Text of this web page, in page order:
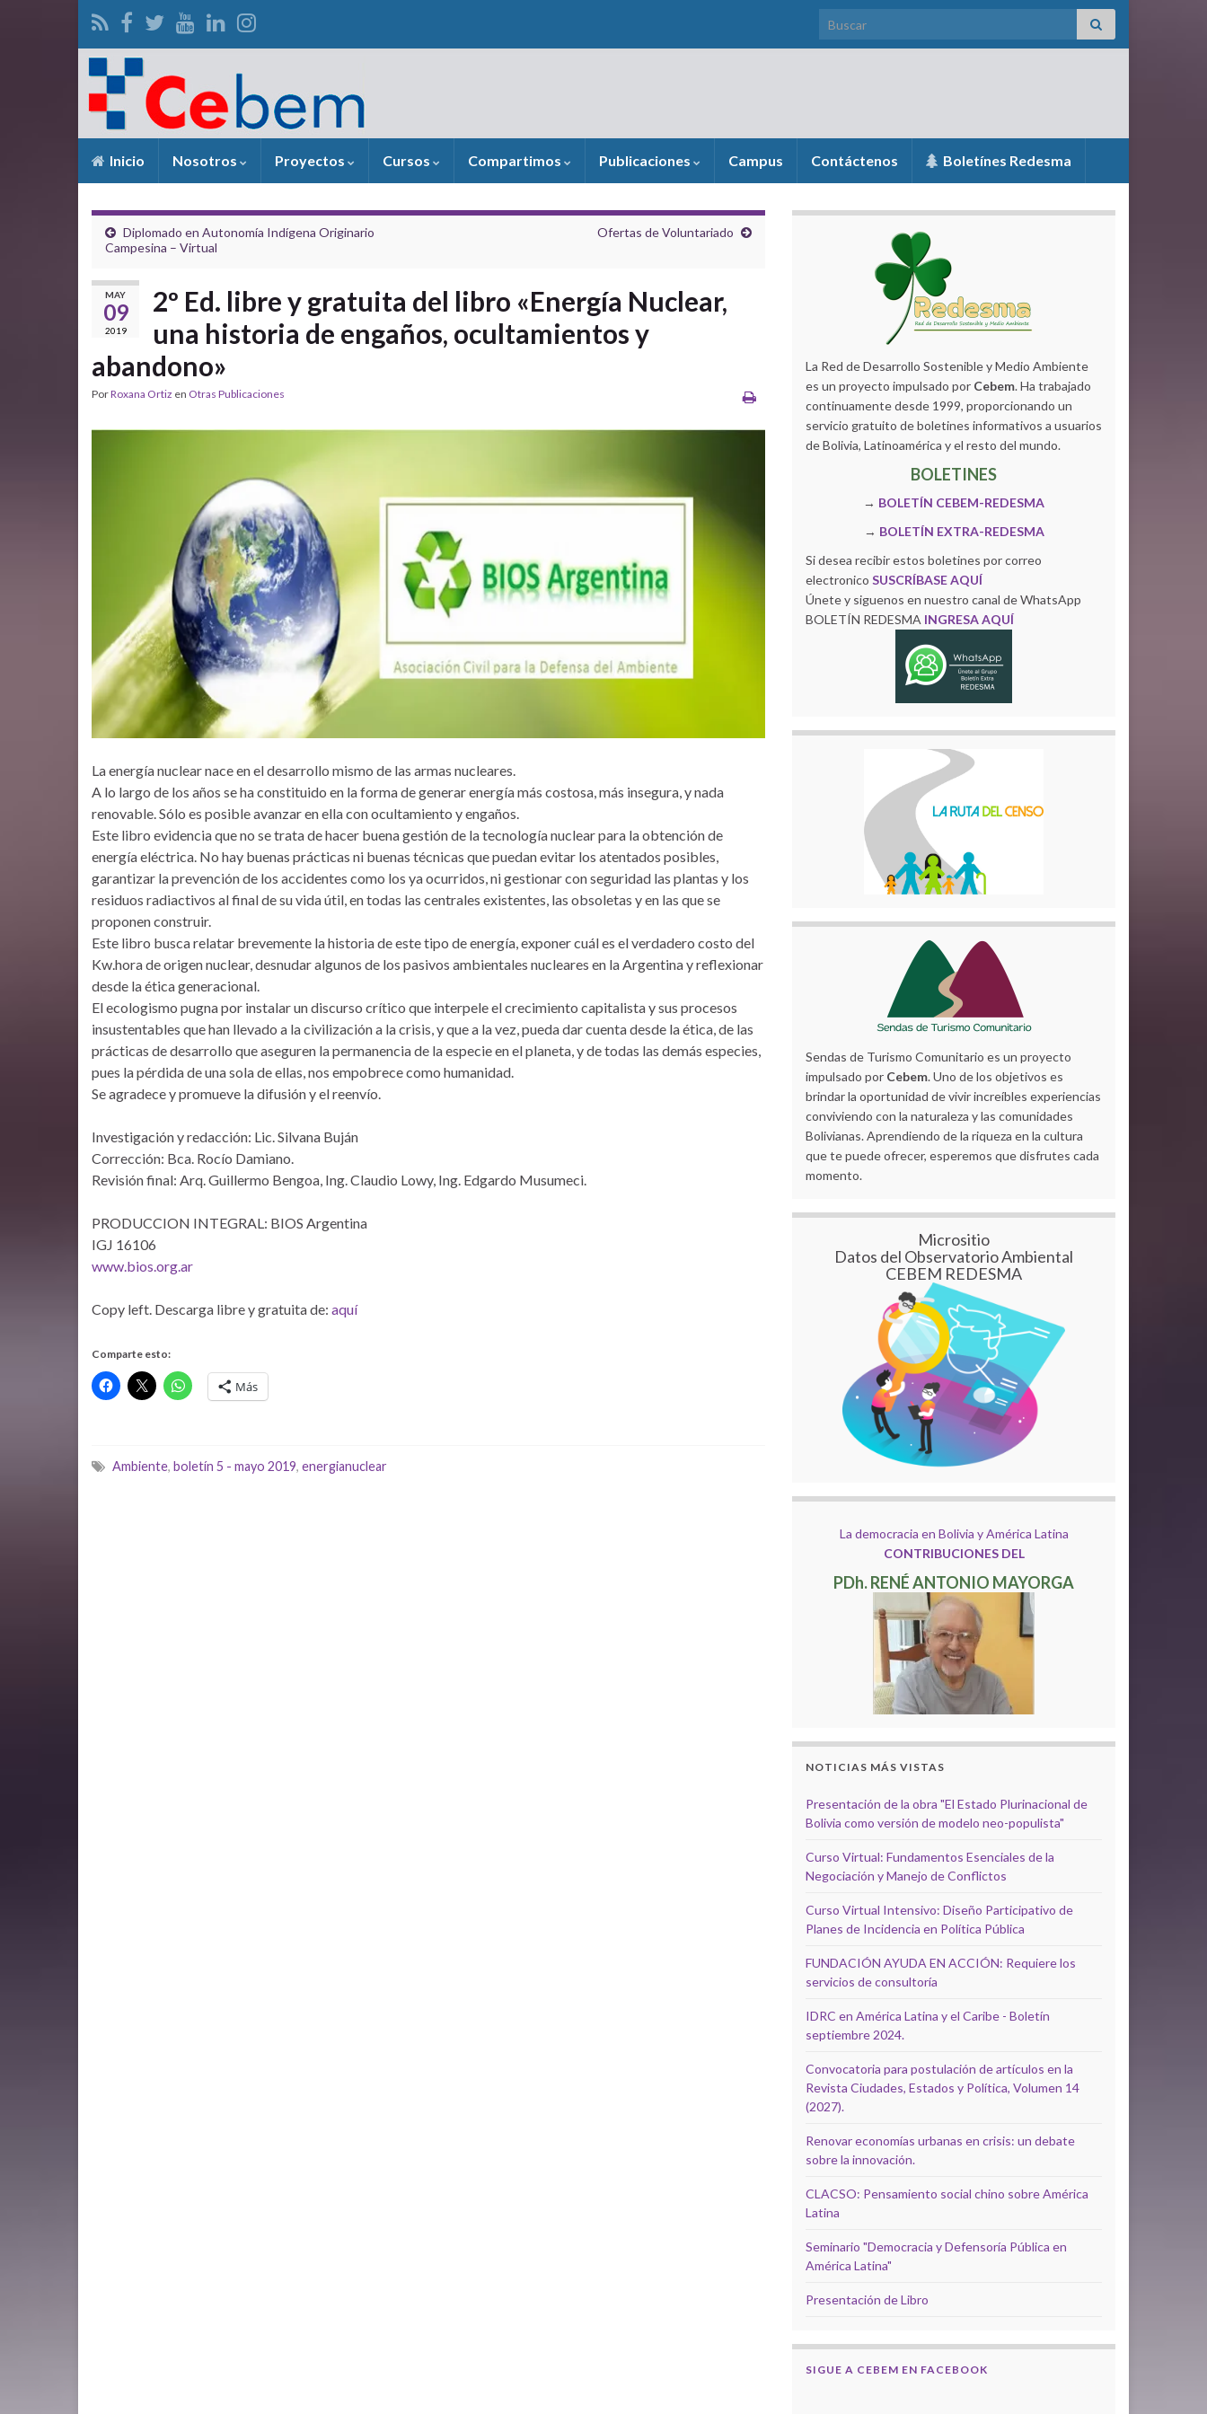
Search for:
Inicio Nosotros Proyectos Cursos Compartimos Publicaciones Campus Contáctenos Boletínes Redesma
Diplomado en Autonomía Indígena Originario
Campesina – Virtual
Ofertas de Voluntariado
MAY
09
2019
2º Ed. libre y gratuita del libro «Energía Nuclear,
una historia de engaños, ocultamientos y
abandono»
PorRoxana Ortiz en Otras Publicaciones
La energía nuclear nace en el desarrollo mismo de las armas nucleares.
A lo largo de los años se ha constituido en la forma de generar energía más costosa, más insegura, y nada
renovable. Sólo es posible avanzar en ella con ocultamiento y engaños.
Este libro evidencia que no se trata de hacer buena gestión de la tecnología nuclear para la obtención de
energía eléctrica. No hay buenas prácticas ni buenas técnicas que puedan evitar los atentados posibles,
garantizar la prevención de los accidentes como los ya ocurridos, ni gestionar con seguridad las plantas y los
residuos radiactivos al final de su vida útil, en todas las centrales existentes, las obsoletas y en las que se
proponen construir.
Este libro busca relatar brevemente la historia de este tipo de energía, exponer cuál es el verdadero costo del
Kw.hora de origen nuclear, desnudar algunos de los pasivos ambientales nucleares en la Argentina y reflexionar
desde la ética generacional.
El ecologismo pugna por instalar un discurso crítico que interpele el crecimiento capitalista y sus procesos
insustentables que han llevado a la civilización a la crisis, y que a la vez, pueda dar cuenta desde la ética, de las
prácticas de desarrollo que aseguren la permanencia de la especie en el planeta, y de todas las demás especies,
pues la pérdida de una sola de ellas, nos empobrece como humanidad.
Se agradece y promueve la difusión y el reenvío.
Investigación y redacción: Lic. Silvana Buján
Corrección: Bca. Rocío Damiano.
Revisión final: Arq. Guillermo Bengoa, Ing. Claudio Lowy, Ing. Edgardo Musumeci.
PRODUCCION INTEGRAL: BIOS Argentina
IGJ 16106
www.bios.org.ar
Copy left. Descarga libre y gratuita de: aquí
Comparte esto:
Más
Ambiente, boletín 5 - mayo 2019, energianuclear
La Red de Desarrollo Sostenible y Medio Ambiente
es un proyecto impulsado por Cebem. Ha trabajado
continuamente desde 1999, proporcionando un
servicio gratuito de boletines informativos a usuarios
de Bolivia, Latinoamérica y el resto del mundo.
BOLETINES
→ BOLETÍN CEBEM-REDESMA
→ BOLETÍN EXTRA-REDESMA
Si desea recibir estos boletines por correo
electronico SUSCRÍBASE AQUÍ
Únete y siguenos en nuestro canal de WhatsApp
BOLETÍN REDESMA INGRESA AQUÍ
Sendas de Turismo Comunitario es un proyecto
impulsado por Cebem. Uno de los objetivos es
brindar la oportunidad de vivir increíbles experiencias
conviviendo con la naturaleza y las comunidades
Bolivianas. Aprendiendo de la riqueza en la cultura
que te puede ofrecer, esperemos que disfrutes cada
momento.
Micrositio
Datos del Observatorio Ambiental
CEBEM REDESMA
La democracia en Bolivia y América Latina
CONTRIBUCIONES DEL
PDh. RENÉ ANTONIO MAYORGA
NOTICIAS MÁS VISTAS
Presentación de la obra "El Estado Plurinacional de
Bolivia como versión de modelo neo-populista"
Curso Virtual: Fundamentos Esenciales de la
Negociación y Manejo de Conflictos
Curso Virtual Intensivo: Diseño Participativo de
Planes de Incidencia en Política Pública
FUNDACIÓN AYUDA EN ACCIÓN: Requiere los
servicios de consultoría
IDRC en América Latina y el Caribe - Boletín
septiembre 2024.
Convocatoria para postulación de artículos en la
Revista Ciudades, Estados y Política, Volumen 14
(2027).
Renovar economías urbanas en crisis: un debate
sobre la innovación.
CLACSO: Pensamiento social chino sobre América
Latina
Seminario "Democracia y Defensoría Pública en
América Latina"
Presentación de Libro
SIGUE A CEBEM EN FACEBOOK